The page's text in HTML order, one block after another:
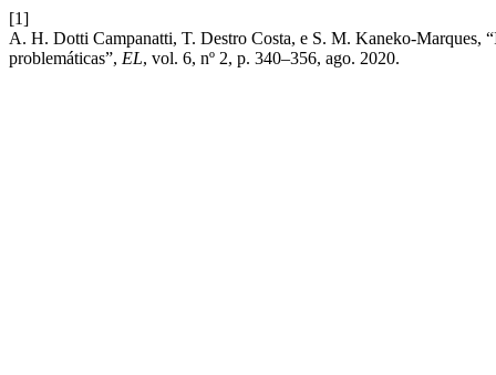
[1]
A. H. Dotti Campanatti, T. Destro Costa, e S. M. Kaneko-Marques,
problemáticas”, EL, vol. 6, nº 2, p. 340–356, ago. 2020.